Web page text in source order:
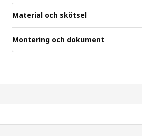
Material och skötsel
Montering och dokument